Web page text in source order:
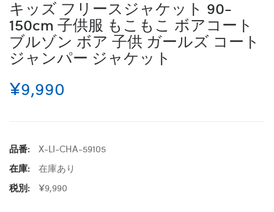
キッズ フリースジャケット 90-
150cm 子供服 もこもこ ボアコート
ブルゾン ボア 子供 ガールズ コート
ジャンパー ジャケット
¥9,990
品番:
X-LI-CHA-59105
在庫:
在庫あり
税別:
¥9,990